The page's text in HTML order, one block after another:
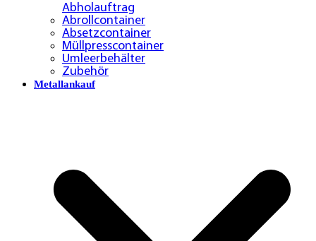
Abholauftrag
Abrollcontainer
Absetzcontainer
Müllpresscontainer
Umleerbehälter
Zubehör
Metallankauf